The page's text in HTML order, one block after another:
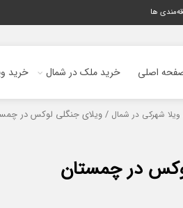
ها
اصلی خرید ملک در شمال خرید
شهرکی در شمال / ویلای جنگلی لوکس در
در چمستان